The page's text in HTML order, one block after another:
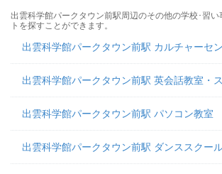
出雲科学館パークタウン前駅周辺のその他の学校･習い
トを探すことができます。
出雲科学館パークタウン前駅 カルチャーセ
出雲科学館パークタウン前駅 英会話教室・
出雲科学館パークタウン前駅 パソコン教室
出雲科学館パークタウン前駅 ダンススクー